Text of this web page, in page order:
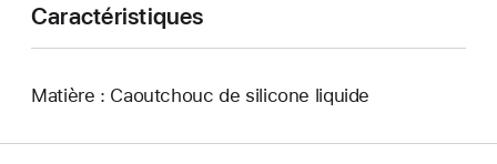
Caractéristiques
Matière : Caoutchouc de silicone liquide